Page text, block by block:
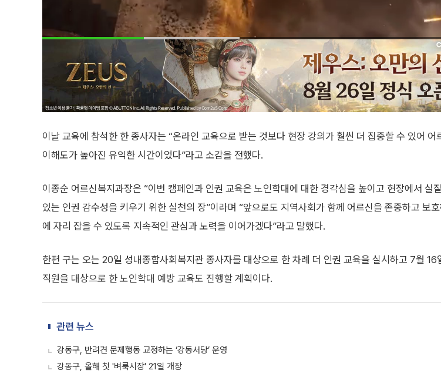
이날 교육에 참석한 한 종사자는 “온라인 교육으로 받는 것보다 현장 강의가 훨씬 더 집중할 수 있어 어
이해도가 높아진 유익한 시간이었다”라고 소감을 전했다.
이종순 어르신복지과장은 “이번 캠페인과 인권 교육은 노인학대에 대한 경각심을 높이고 현장에서 실
있는 인권 감수성을 키우기 위한 실천의 장”이라며 “앞으로도 지역사회가 함께 어르신을 존중하고 보
에 자리 잡을 수 있도록 지속적인 관심과 노력을 이어가겠다”라고 말했다.
한편 구는 오는 20일 성내종합사회복지관 종사자를 대상으로 한 차례 더 인권 교육을 실시하고 7월 16
직원을 대상으로 한 노인학대 예방 교육도 진행할 계획이다.
관련 뉴스
강동구, 반려견 문제행동 교정하는 ‘강동서당’ 운영
강동구, 올해 첫 '벼룩시장' 21일 개장